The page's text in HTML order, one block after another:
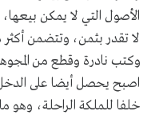
الأصول التي لا يمكن
لا تقدر بثمن، وتتضمن
وكتب نادرة وقطع من
اصبح يحصل أيضا على
خلفا للملكة الراحلة، وهو